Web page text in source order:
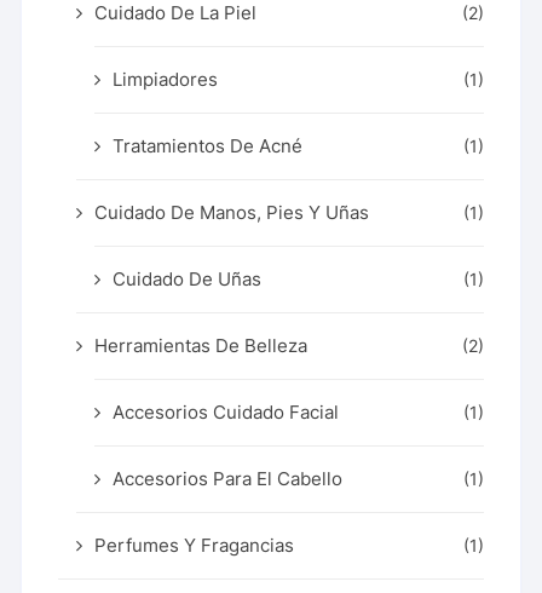
Cuidado De La Piel (2)
Limpiadores (1)
Tratamientos De Acné (1)
Cuidado De Manos, Pies Y Uñas (1)
Cuidado De Uñas (1)
Herramientas De Belleza (2)
Accesorios Cuidado Facial (1)
Accesorios Para El Cabello (1)
Perfumes Y Fragancias (1)